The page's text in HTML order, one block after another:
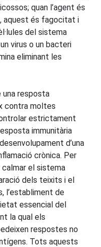
quan l’agent és
aquest és fagocitat i
del sistema
virus o un bacteri
eliminant les
una resposta
contra moltes
estrictament
immunitària
d’una
crònica. Per
el sistema
dels teixits i el
l’establiment de
essencial del
la qual els
respostes no
Tots aquests